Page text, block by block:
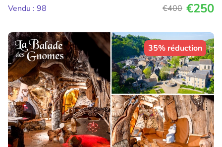
Vendu : 98
€400 €250
35% réduction